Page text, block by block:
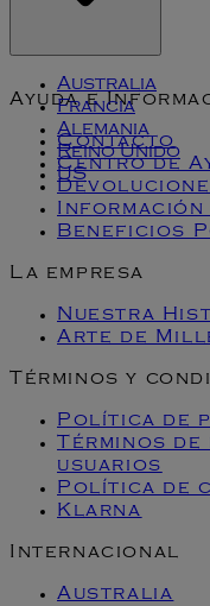
Australia
Francia
Alemania
Reino Unido
US
Ayuda e
Contacto
Centro de
Información
Beneficios
La empresa
Nuestra
Arte de
Términos y
Política de
Términos
usuarios
Política de
Klarna
Internacional
Australia